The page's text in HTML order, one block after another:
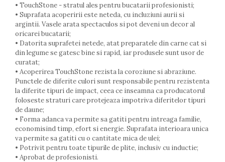
• TouchStone - stratul ales pentru bucatarii profesionisti;
• Suprafata acoperirii este neteda, cu incluziuni aurii si
argintii. Vasele arata spectaculos si pot deveni un decor al
oricarei bucatarii;
• Datorita suprafetei netede, atat preparatele din carne cat si
din legume se gatesc bine si rapid, iar produsele sunt usor de
curatat;
• Acoperirea TouchStone rezista la coroziune si abraziune.
Punctele de diferite culori sunt responsabile pentru rezistenta
la diferite tipuri de impact, ceea ce inseamna ca producatorul
foloseste straturi care protejeaza impotriva diferitelor tipuri
de daune;
• Forma adanca va permite sa gatiti pentru intreaga familie,
economisind timp, efort si energie. Suprafata interioara unica
va permite sa gatiti cu o cantitate mica de ulei;
• Potrivit pentru toate tipurile de plite, inclusiv cu inductie;
• Aprobat de profesionisti.